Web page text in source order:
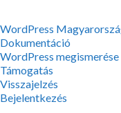
WordPress,
a
csodás
WordPress
Dokumentáció
WordPress megismerése
Támogatás
Visszajelzés
Bejelentkezés